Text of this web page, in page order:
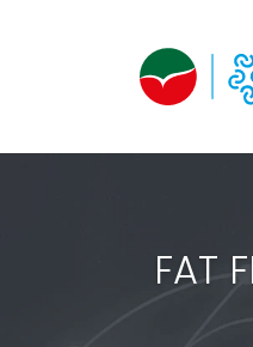
FAT